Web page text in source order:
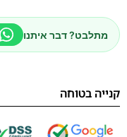
מתלבט? דבר איתנו
קנייה בטוחה